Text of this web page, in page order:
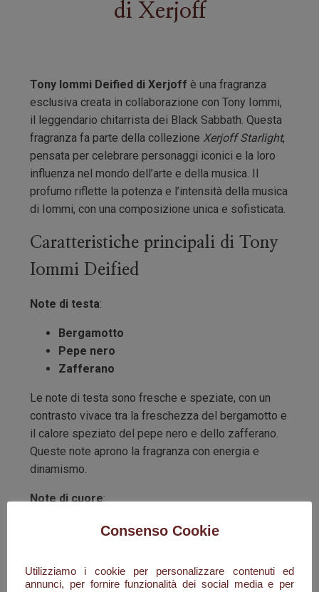
di Xerjoff
Tony Iommi Deified di Xerjoff è una fragranza
esclusiva creata in collaborazione con Tony Iommi,
il leggendario chitarrista dei Black Sabbath. Questa
fragranza fa parte della collezione Xerjoff Starlight,
pensata per celebrare personaggi iconici e la loro
influenza nel mondo dell’arte e della musica. Il
profumo riflette la potenza e l’intensità della musica
di Iommi, con una composizione unica e sofisticata.
Caratteristiche principali di Tony
Iommi Deified
Note di testa:
Bergamotto
Pepe nero
Zafferano
Le note di testa sono fresche e speziate, con un
contrasto vivace tra la freschezza del bergamotto e
il calore speziato del pepe nero e dello zafferano.
Queste note aprono la fragranza con energia e
dinamismo.
Note di cuore:
GeranioConsenso Cookie
Utilizziamo i cookie per personalizzare contenuti ed
annunci, per fornire funzionalità dei social media e per